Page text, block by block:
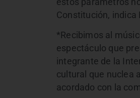
Constitución, indica
*Recibimos al
espectáculo que
integrante de la
cultural que nuclea
acordado con la